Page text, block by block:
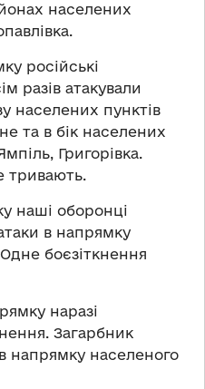
населених
російські
разів атакували
населених пунктів
та в бік населених
Григорівка.
тривають.
наші оборонці
в напрямку
боєзіткнення
наразі
Загарбник
напрямку населеного